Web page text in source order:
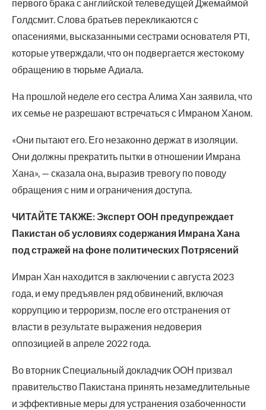
первого брака с английской телеведущей Джемаймой
Голдсмит. Слова братьев перекликаются с
опасениями, высказанными сестрами основателя PTI,
которые утверждали, что он подвергается жестокому
обращению в тюрьме Адиала.
На прошлой неделе его сестра Алима Хан заявила, что
их семье не разрешают встречаться с Имраном Ханом.
«Они пытают его. Его незаконно держат в изоляции.
Они должны прекратить пытки в отношении Имрана
Хана», — сказала она, выразив тревогу по поводу
обращения с ним и ограничения доступа.
ЧИТАЙТЕ ТАКЖЕ: Эксперт ООН предупреждает
Пакистан об условиях содержания Имрана Хана
под стражей на фоне политических Потрясений
Имран Хан находится в заключении с августа 2023
года, и ему предъявлен ряд обвинений, включая
коррупцию и терроризм, после его отстранения от
власти в результате выражения недоверия
оппозицией в апреле 2022 года.
Во вторник Специальный докладчик ООН призвал
правительство Пакистана принять незамедлительные
и эффективные меры для устранения озабоченности